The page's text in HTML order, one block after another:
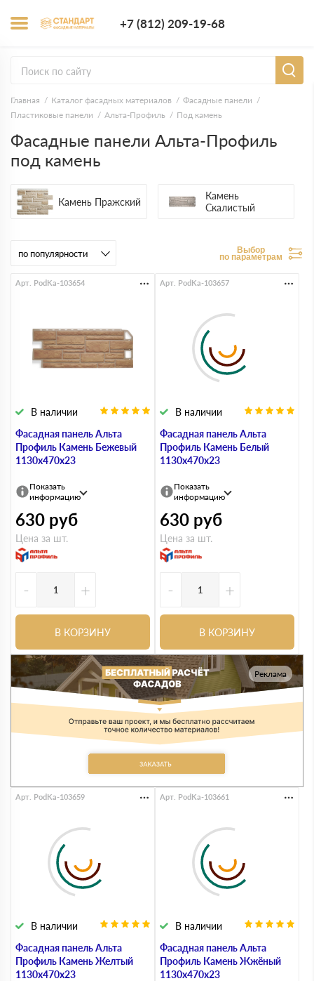
+7 (812) 209-19-68
Главная Каталог фасадных материалов
Фасадные панели
Пластиковые панели
Альта-Профиль Под камень
Фасадные панели Альта-Профиль
под камень
Камень Пражский
Камень
Скалистый
Выбор
по параметрам
Фасадная панель Альта
Профиль Камень Бежевый
1130х470х23
В наличии
Арт. PodKa-103654
Показать
информацию
630 руб
Цена за шт.
- +
В КОРЗИНУ
Фасадная панель Альта
Профиль Камень Белый
1130х470х23
В наличии
Арт. PodKa-103657
Показать
информацию
630 руб
Цена за шт.
- +
В КОРЗИНУ
Реклама
Фасадная панель Альта
Профиль Камень Желтый
1130х470х23
В наличии
Арт. PodKa-103659
Фасадная панель Альта
Профиль Камень Жжёный
1130х470х23
В наличии
Арт. PodKa-103661